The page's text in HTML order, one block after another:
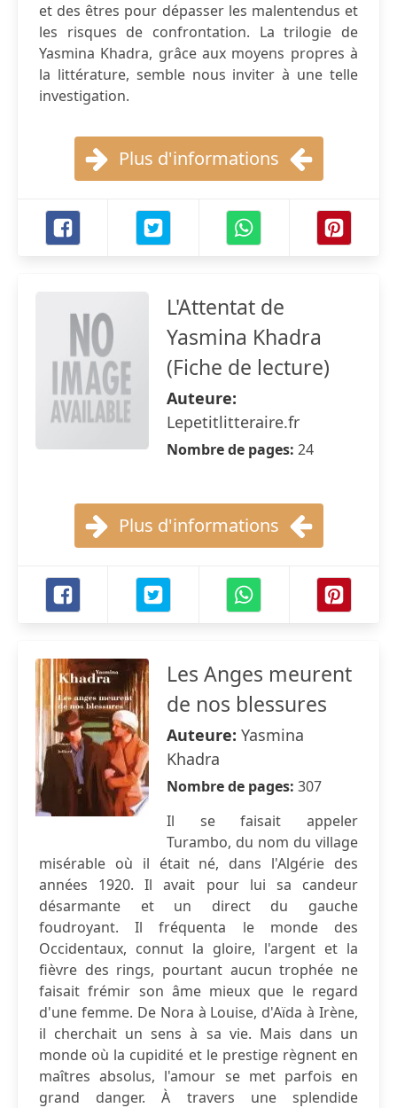
et des êtres pour dépasser les malentendus et
les risques de confrontation. La trilogie de
Yasmina Khadra, grâce aux moyens propres à
la littérature, semble nous inviter à une telle
investigation.
Plus d'informations
L'Attentat de
Yasmina Khadra
(Fiche de lecture)
Auteure:
Lepetitlitteraire.fr
Nombre de pages: 24
Plus d'informations
Les Anges meurent
de nos blessures
Auteure: Yasmina
Khadra
Nombre de pages: 307
Il se faisait appeler
Turambo, du nom du village
misérable où il était né, dans l'Algérie des
années 1920. Il avait pour lui sa candeur
désarmante et un direct du gauche
foudroyant. Il fréquenta le monde des
Occidentaux, connut la gloire, l'argent et la
fièvre des rings, pourtant aucun trophée ne
faisait frémir son âme mieux que le regard
d'une femme. De Nora à Louise, d'Aïda à Irène,
il cherchait un sens à sa vie. Mais dans un
monde où la cupidité et le prestige règnent en
maîtres absolus, l'amour se met parfois en
grand danger. À travers une splendide